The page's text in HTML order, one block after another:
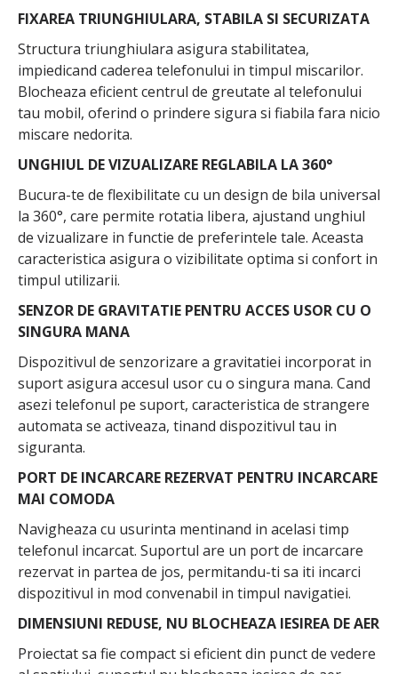
FIXAREA TRIUNGHIULARA, STABILA SI SECURIZATA
Structura triunghiulara asigura stabilitatea,
impiedicand caderea telefonului in timpul miscarilor.
Blocheaza eficient centrul de greutate al telefonului
tau mobil, oferind o prindere sigura si fiabila fara nicio
miscare nedorita.
UNGHIUL DE VIZUALIZARE REGLABILA LA 360°
Bucura-te de flexibilitate cu un design de bila universal
la 360°, care permite rotatia libera, ajustand unghiul
de vizualizare in functie de preferintele tale. Aceasta
caracteristica asigura o vizibilitate optima si confort in
timpul utilizarii.
SENZOR DE GRAVITATIE PENTRU ACCES USOR CU O
SINGURA MANA
Dispozitivul de senzorizare a gravitatiei incorporat in
suport asigura accesul usor cu o singura mana. Cand
asezi telefonul pe suport, caracteristica de strangere
automata se activeaza, tinand dispozitivul tau in
siguranta.
PORT DE INCARCARE REZERVAT PENTRU INCARCARE
MAI COMODA
Navigheaza cu usurinta mentinand in acelasi timp
telefonul incarcat. Suportul are un port de incarcare
rezervat in partea de jos, permitandu-ti sa iti incarci
dispozitivul in mod convenabil in timpul navigatiei.
DIMENSIUNI REDUSE, NU BLOCHEAZA IESIREA DE AER
Proiectat sa fie compact si eficient din punct de vedere